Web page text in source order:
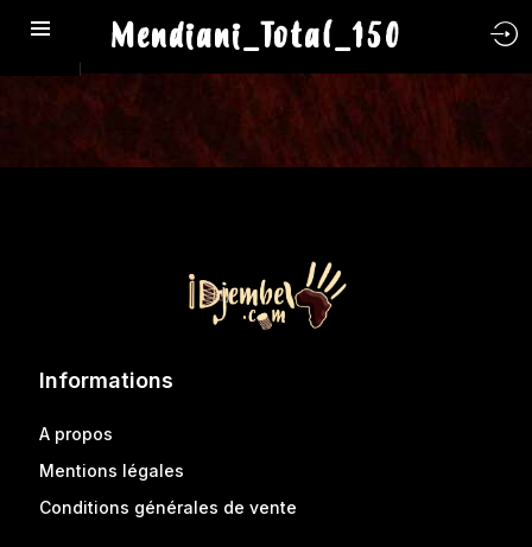
Mendiani_Total_150
Informations
A propos
Mentions légales
Conditions générales de vente